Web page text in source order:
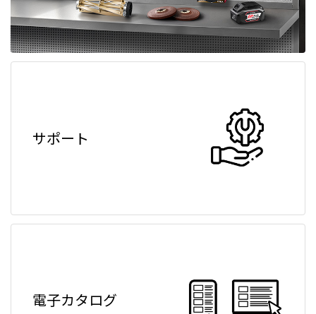
サポート
電子カタログ